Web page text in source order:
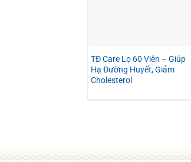
TĐ Care Lọ 60 Viên – Giúp
Hạ Đường Huyết, Giảm
Cholesterol